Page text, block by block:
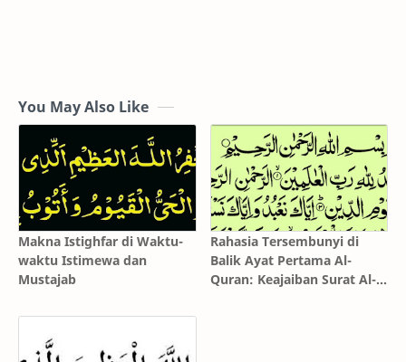
You May Also Like
Makna Istighfar di Waktu-
waktu Istimewa dan
Mustajab
Rahasia Tersembunyi di
Balik Ayat Pertama Al-
Quran: Keajaiban Surat Al-